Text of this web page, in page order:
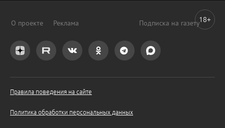
О проекте Реклама Подписка на газету
Правила поведения на сайте
Политика обработки персональных данных
18+